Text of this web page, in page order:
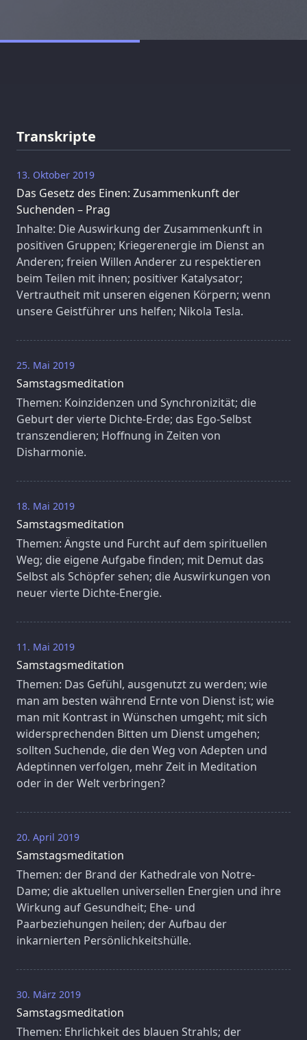
Transkripte
13. Oktober 2019
Das Gesetz des Einen: Zusammenkunft der
Suchenden – Prag
Inhalte: Die Auswirkung der Zusammenkunft in
positiven Gruppen; Kriegerenergie im Dienst an
Anderen; freien Willen Anderer zu respektieren
beim Teilen mit ihnen; positiver Katalysator;
Vertrautheit mit unseren eigenen Körpern; wenn
unsere Geistführer uns helfen; Nikola Tesla.
25. Mai 2019
Samstagsmeditation
Themen: Koinzidenzen und Synchronizität; die
Geburt der vierte Dichte-Erde; das Ego-Selbst
transzendieren; Hoffnung in Zeiten von
Disharmonie.
18. Mai 2019
Samstagsmeditation
Themen: Ängste und Furcht auf dem spirituellen
Weg; die eigene Aufgabe finden; mit Demut das
Selbst als Schöpfer sehen; die Auswirkungen von
neuer vierte Dichte-Energie.
11. Mai 2019
Samstagsmeditation
Themen: Das Gefühl, ausgenutzt zu werden; wie
man am besten während Ernte von Dienst ist; wie
man mit Kontrast in Wünschen umgeht; mit sich
widersprechenden Bitten um Dienst umgehen;
sollten Suchende, die den Weg von Adepten und
Adeptinnen verfolgen, mehr Zeit in Meditation
oder in der Welt verbringen?
20. April 2019
Samstagsmeditation
Themen: der Brand der Kathedrale von Notre-
Dame; die aktuellen universellen Energien und ihre
Wirkung auf Gesundheit; Ehe- und
Paarbeziehungen heilen; der Aufbau der
inkarnierten Persönlichkeitshülle.
30. März 2019
Samstagsmeditation
Themen: Ehrlichkeit des blauen Strahls; der